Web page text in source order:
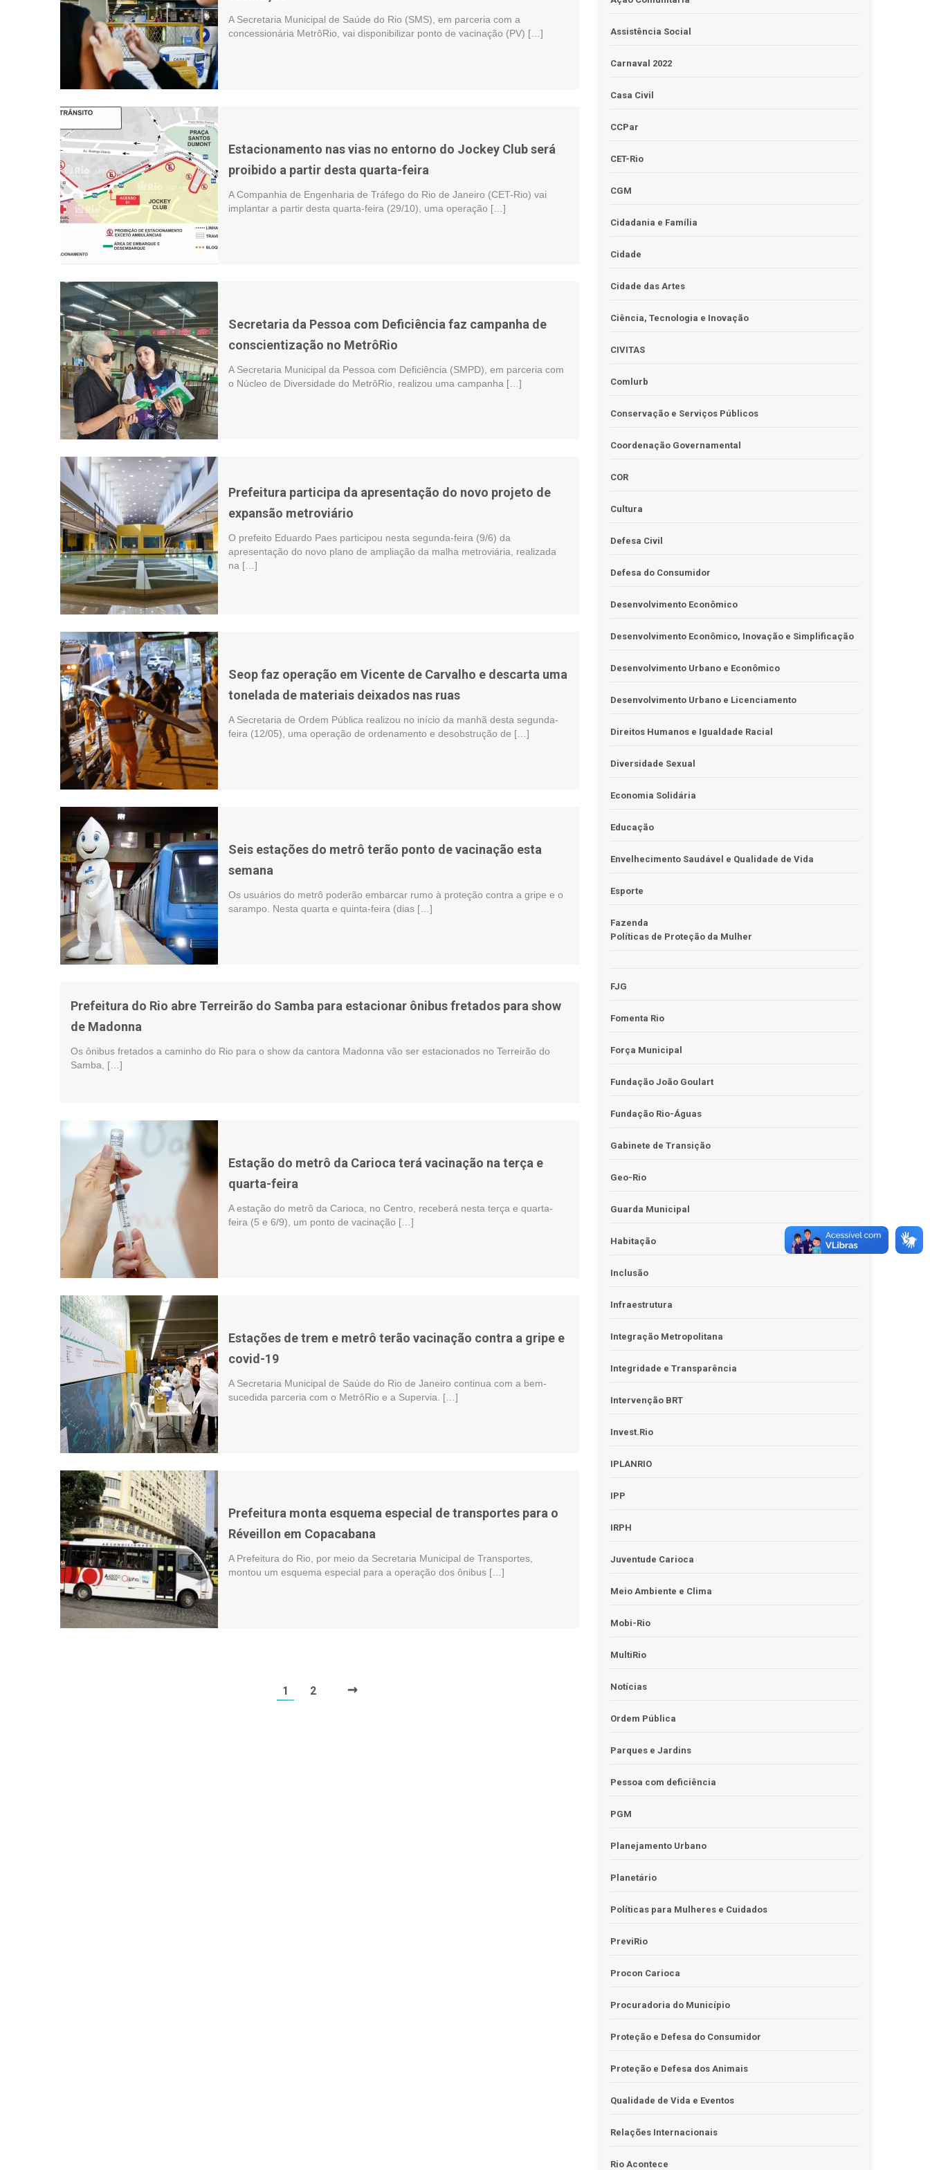
A Secretaria Municipal de Saúde do Rio (SMS), em parceria com a
concessionária MetrôRio, vai disponibilizar ponto de vacinação (PV) […]
Estacionamento nas vias no entorno do Jockey Club será
proibido a partir desta quarta-feira
A Companhia de Engenharia de Tráfego do Rio de Janeiro (CET-Rio) vai
implantar a partir desta quarta-feira (29/10), uma operação […]
Secretaria da Pessoa com Deficiência faz campanha de
conscientização no MetrôRio
A Secretaria Municipal da Pessoa com Deficiência (SMPD), em parceria com
o Núcleo de Diversidade do MetrôRio, realizou uma campanha […]
Prefeitura participa da apresentação do novo projeto de
expansão metroviário
O prefeito Eduardo Paes participou nesta segunda-feira (9/6) da
apresentação do novo plano de ampliação da malha metroviária, realizada
na […]
Seop faz operação em Vicente de Carvalho e descarta uma
tonelada de materiais deixados nas ruas
A Secretaria de Ordem Pública realizou no início da manhã desta segunda-
feira (12/05), uma operação de ordenamento e desobstrução de […]
Seis estações do metrô terão ponto de vacinação esta
semana
Os usuários do metrô poderão embarcar rumo à proteção contra a gripe e o
sarampo. Nesta quarta e quinta-feira (dias […]
Prefeitura do Rio abre Terreirão do Samba para estacionar ônibus fretados para show
de Madonna
Os ônibus fretados a caminho do Rio para o show da cantora Madonna vão ser estacionados no Terreirão do
Samba, […]
Estação do metrô da Carioca terá vacinação na terça e
quarta-feira
A estação do metrô da Carioca, no Centro, receberá nesta terça e quarta-
feira (5 e 6/9), um ponto de vacinação […]
Estações de trem e metrô terão vacinação contra a gripe e
covid-19
A Secretaria Municipal de Saúde do Rio de Janeiro continua com a bem-
sucedida parceria com o MetrôRio e a Supervia. […]
Prefeitura monta esquema especial de transportes para o
Réveillon em Copacabana
A Prefeitura do Rio, por meio da Secretaria Municipal de Transportes,
montou um esquema especial para a operação dos ônibus […]
1 2 →
Assistência Social
Carnaval 2022
Casa Civil
CCPar
CET-Rio
CGM
Cidadania e Família
Cidade
Cidade das Artes
Ciência, Tecnologia e Inovação
CIVITAS
Comlurb
Conservação e Serviços Públicos
Coordenação Governamental
COR
Cultura
Defesa Civil
Defesa do Consumidor
Desenvolvimento Econômico
Desenvolvimento Econômico, Inovação e Simplificação
Desenvolvimento Urbano e Econômico
Desenvolvimento Urbano e Licenciamento
Direitos Humanos e Igualdade Racial
Diversidade Sexual
Economia Solidária
Educação
Envelhecimento Saudável e Qualidade de Vida
Esporte
Fazenda
Políticas de Proteção da Mulher
FJG
Fomenta Rio
Força Municipal
Fundação João Goulart
Fundação Rio-Águas
Gabinete de Transição
Geo-Rio
Guarda Municipal
Habitação
Inclusão
Infraestrutura
Integração Metropolitana
Integridade e Transparência
Intervenção BRT
Invest.Rio
IPLANRIO
IPP
IRPH
Juventude Carioca
Meio Ambiente e Clima
Mobi-Rio
MultiRio
Notícias
Ordem Pública
Parques e Jardins
Pessoa com deficiência
PGM
Planejamento Urbano
Planetário
Políticas para Mulheres e Cuidados
PreviRio
Procon Carioca
Procuradoria do Município
Proteção e Defesa do Consumidor
Proteção e Defesa dos Animais
Qualidade de Vida e Eventos
Relações Internacionais
Rio Acontece